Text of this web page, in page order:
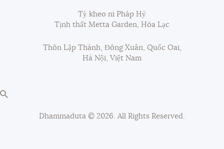
Tỳ kheo ni Pháp Hỷ
Tịnh thất Metta Garden, Hòa Lạc
Thôn Lập Thành, Đông Xuân, Quốc Oai,
Hà Nội, Việt Nam
Dhammaduta © 2026. All Rights Reserved.